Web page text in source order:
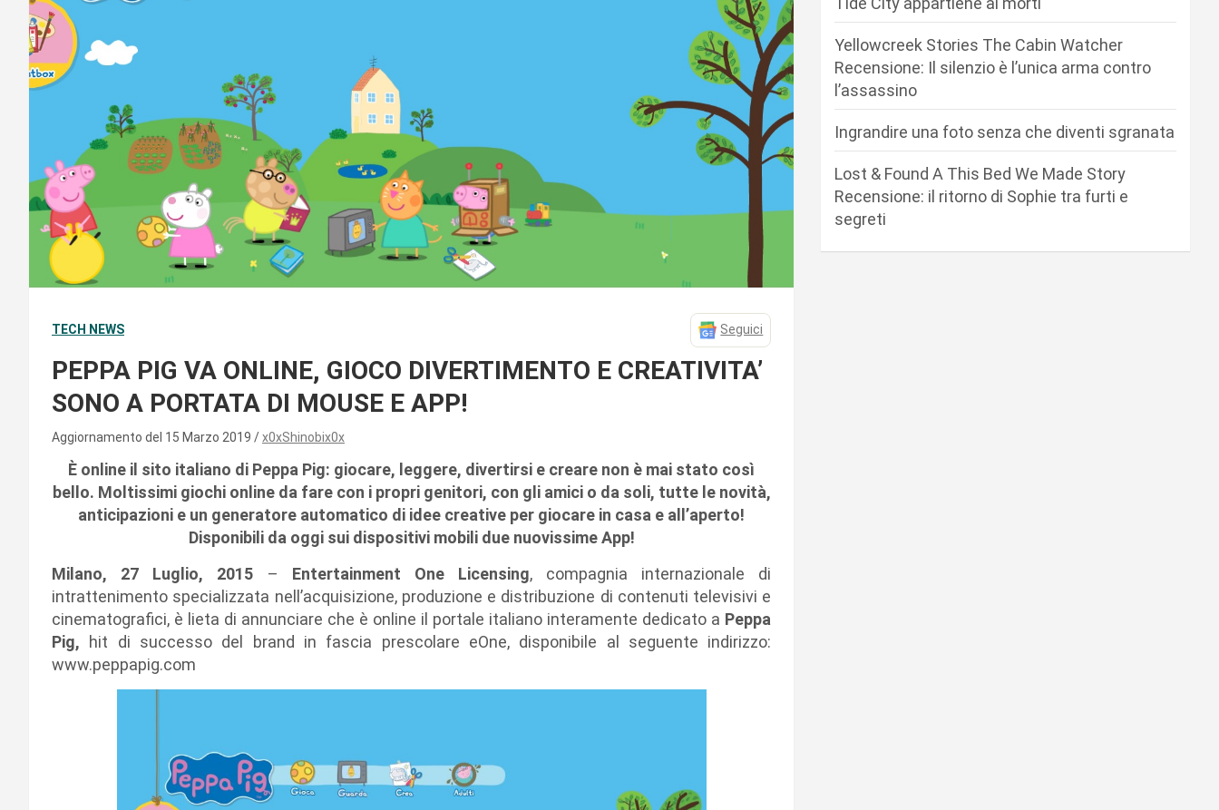
TECH NEWS Seguici
PEPPA PIG VA ONLINE, GIOCO DIVERTIMENTO E CREATIVITA’
SONO A PORTATA DI MOUSE E APP!
Aggiornamento del 15 Marzo 2019 x0xShinobix0x
È online il sito italiano di Peppa Pig: giocare, leggere, divertirsi e creare non è mai stato così
bello. Moltissimi giochi online da fare con i propri genitori, con gli amici o da soli, tutte le novità,
anticipazioni e un generatore automatico di idee creative per giocare in casa e all’aperto!
Disponibili da oggi sui dispositivi mobili due nuovissime App!
Milano, 27 Luglio, 2015 – Entertainment One Licensing, compagnia internazionale di
intrattenimento specializzata nell’acquisizione, produzione e distribuzione di contenuti televisivi e
cinematografici, è lieta di annunciare che è online il portale italiano interamente dedicato a Peppa
Pig, hit di successo del brand in fascia prescolare eOne, disponibile al seguente indirizzo:
www.peppapig.com
Yellowcreek Stories The Cabin Watcher
Recensione: Il silenzio è l’unica arma contro
l’assassino
Ingrandire una foto senza che diventi sgranata
Lost & Found A This Bed We Made Story
Recensione: il ritorno di Sophie tra furti e
segreti